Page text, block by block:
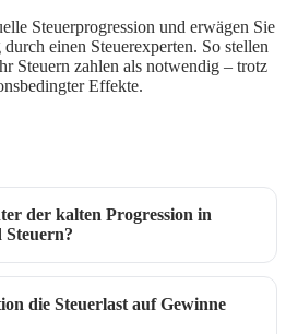
Steuerprogression und erwägen Sie
einen Steuerexperten. So stellen
Steuern zahlen als notwendig – trotz
Effekte.
der kalten Progression in
die Steuerlast auf Gewinne